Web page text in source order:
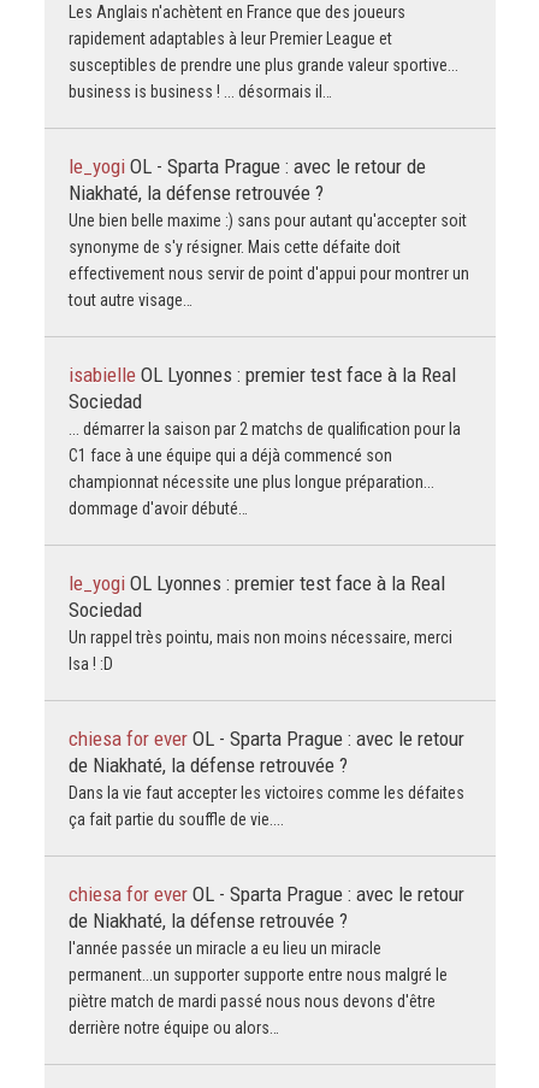
Les Anglais n'achètent en France que des joueurs
rapidement adaptables à leur Premier League et
susceptibles de prendre une plus grande valeur sportive...
business is business ! ... désormais il…
le_yogi OL - Sparta Prague : avec le retour de
Niakhaté, la défense retrouvée ?
Une bien belle maxime :) sans pour autant qu'accepter soit
synonyme de s'y résigner. Mais cette défaite doit
effectivement nous servir de point d'appui pour montrer un
tout autre visage…
isabielle OL Lyonnes : premier test face à la Real
Sociedad
... démarrer la saison par 2 matchs de qualification pour la
C1 face à une équipe qui a déjà commencé son
championnat nécessite une plus longue préparation...
dommage d'avoir débuté…
le_yogi OL Lyonnes : premier test face à la Real
Sociedad
Un rappel très pointu, mais non moins nécessaire, merci
Isa ! :D
chiesa for ever OL - Sparta Prague : avec le retour
de Niakhaté, la défense retrouvée ?
Dans la vie faut accepter les victoires comme les défaites
ça fait partie du souffle de vie....
chiesa for ever OL - Sparta Prague : avec le retour
de Niakhaté, la défense retrouvée ?
l'année passée un miracle a eu lieu un miracle
permanent...un supporter supporte entre nous malgré le
piètre match de mardi passé nous nous devons d'être
derrière notre équipe ou alors…